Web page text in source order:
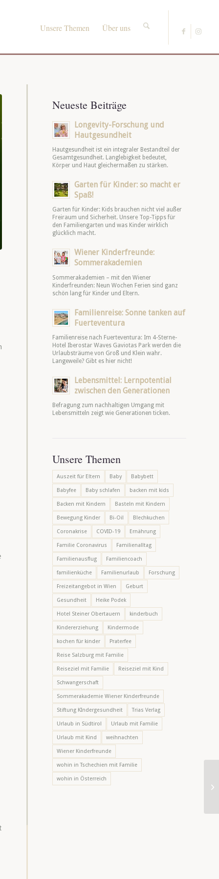
Unsere Themen Über uns
Neueste Beiträge
Longevity-Forschung und
Hautgesundheit
Hautgesundheit ist ein integraler Bestandteil der
Gesamtgesundheit. Langlebigkeit bedeutet,
Körper und Haut gleichermaßen zu stärken.
Garten für Kinder: so macht er
Spaß!
Garten für Kinder: Kids brauchen nicht viel außer
Freiraum und Sicherheit. Unsere Top-Tipps für
den Familiengarten und was Kinder wirklich
glücklich macht.
Wiener Kinderfreunde:
Sommerakademien
Sommerakademien – mit den Wiener
Kinderfreunden: Neun Wochen Ferien sind ganz
schön lang für Kinder und Eltern.
Familienreise: Sonne tanken auf
Fuerteventura
Familienreise nach Fuerteventura: Im 4-Sterne-
Hotel Iberostar Waves Gaviotas Park werden die
Urlaubsträume von Groß und Klein wahr.
Langeweile? Gibt es hier nicht!
Lebensmittel: Lernpotential
zwischen den Generationen
Befragung zum nachhaltigen Umgang mit
Lebensmitteln zeigt wie Generationen ticken.
Unsere Themen
Auszeit für Eltern Baby Babybett
Babyfee Baby schlafen backen mit kids
Backen mit Kindern Basteln mit Kindern
Bewegung Kinder Bi-Oil Blechkuchen
Coronakrise COVID-19 Ernährung
Familie Coronavirus Familienalltag
Familienausflug Familiencoach
familienküche Familienurlaub Forschung
Freizeitangebot in Wien Geburt
Gesundheit Heike Podek
Hotel Steiner Obertauern kinderbuch
Kindererziehung Kindermode
kochen für kinder Praterfee
Reise Salzburg mit Familie
Reiseziel mit Familie Reiseziel mit Kind
Schwangerschaft
Sommerakademie Wiener Kinderfreunde
Stiftung KIndergesundheit Trias Verlag
Urlaub in Südtirol Urlaub mit Familie
Urlaub mit Kind weihnachten
Wiener Kinderfreunde
wohin in Tschechien mit Familie
wohin in Österreich